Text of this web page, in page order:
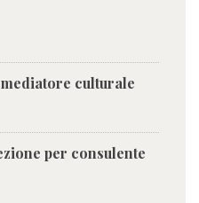
culturale
per consulente